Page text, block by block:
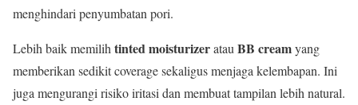
menghindari penyumbatan pori.
Lebih baik memilih tinted moisturizeratau BB creamyang
memberikan sedikit coverage sekaligus menjaga kelembapan. Ini
juga mengurangi risiko iritasi dan membuat tampilan lebih natural.